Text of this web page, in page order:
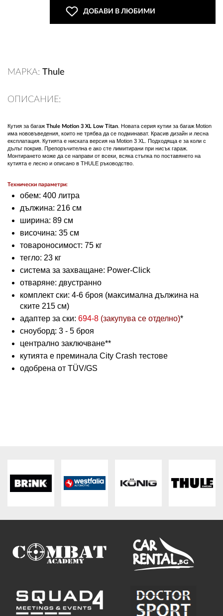
ДОБАВИ В ЛЮБИМИ
МАРКА: Thule
ОПИСАНИЕ:
Кутия за багаж Thule Motion 3 XL Low Titan . Новата серия кутии за багаж Motion
има нововъведения, които не трябва да се подминават. Красив дизайн и лесна
експлатация. Кутията е ниската версия на Motion 3 XL. Подходяща е за коли с
дълъг покрив. Препоръчителна е ако сте лимитирани при нисък гараж.
Монтирането може да се направи от всеки, всяка стъпка по поставянето на
кутията е лесно и описано в THULE ръководство.
Технически параметри:
обем: 400 литра
дължина: 216 см
ширина: 89 см
височина: 35 см
товароносимост: 75 кг
тегло: 23 кг
система за захващане: Power-Click
отваряне: двустранно
комплект ски: 4-6 броя (максимална дължина на
ските 215 см)
адаптер за ски: 694-8 (закупува се отделно)*
сноуборд: 3 - 5 броя
централно заключване**
кутията е преминала City Crash тестове
одобрена от TÜV/GS
СТОКИ НА КРЕДИТ
ПОЛИТИКА ЗА БИСКВИТКИ
ПЛАТФОРМА ЗА ОРС